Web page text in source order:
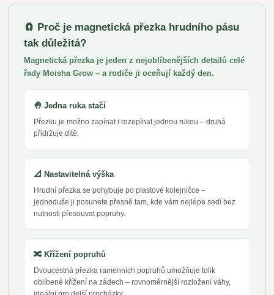
🧲 Proč je magnetická přezka hrudního pásu
tak důležitá?
Magnetická přezka je jeden z nejoblíbenějších detailů celé
řady Moisha Grow – a rodiče ji oceňují každý den.
🤚 Jedna ruka stačí
Přezku je možno zapínat i rozepínat jednou rukou – druhá
přidržuje dítě.
📐 Nastavitelná výška
Hrudní přezka se pohybuje po plastové kolejničce –
jednoduše ji posunete přesně tam, kde vám nejlépe sedí bez
nutnosti přesouvat popruhy.
🔀 Křížení popruhů
Dvoucestná přezka ramenních popruhů umožňuje tolik
oblíbené křížení na zádech – rovnoměrnější rozložení váhy,